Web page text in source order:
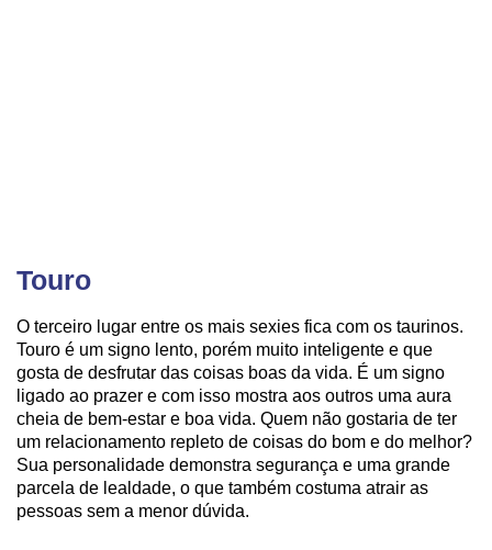
Touro
O terceiro lugar entre os mais sexies fica com os taurinos.
Touro é um signo lento, porém muito inteligente e que
gosta de desfrutar das coisas boas da vida. É um signo
ligado ao prazer e com isso mostra aos outros uma aura
cheia de bem-estar e boa vida. Quem não gostaria de ter
um relacionamento repleto de coisas do bom e do melhor?
Sua personalidade demonstra segurança e uma grande
parcela de lealdade, o que também costuma atrair as
pessoas sem a menor dúvida.